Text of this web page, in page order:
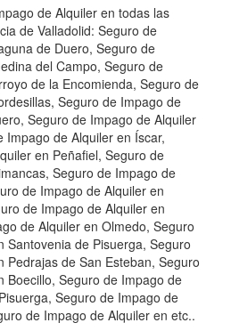
de Alquiler en todas las
de Valladolid: Seguro de
de Duero, Seguro de
del Campo, Seguro de
de la Encomienda, Seguro de
Seguro de Impago de
Seguro de Impago de Alquiler
Impago de Alquiler en Íscar,
en Peñafiel, Seguro de
Seguro de Impago de
de Impago de Alquiler en
de Impago de Alquiler en
de Alquiler en Olmedo, Seguro
Santovenia de Pisuerga, Seguro
Pedrajas de San Esteban, Seguro
Boecillo, Seguro de Impago de
Seguro de Impago de
de Impago de Alquiler en etc..